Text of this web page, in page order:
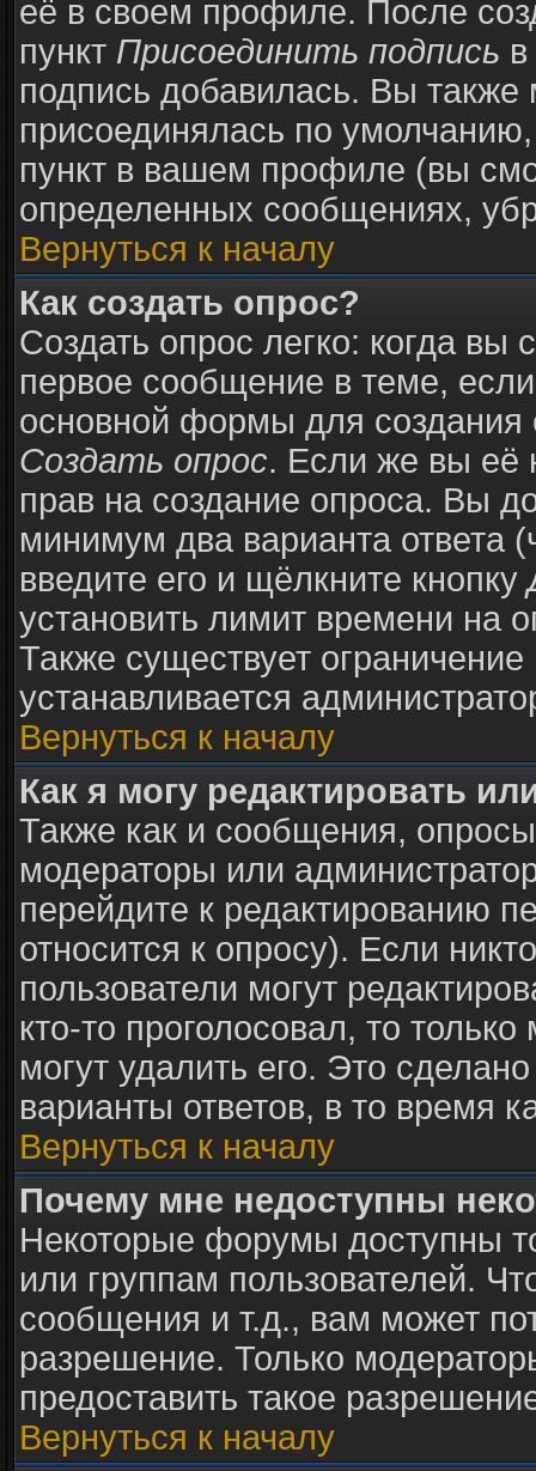
её в своем профиле. После
пункт Присоединить подпись
подпись добавилась. Вы
присоединялась по
пункт в вашем профиле (вы
определенных сообщениях,
Вернуться к началу
Как создать опрос?
Создать опрос легко: когда вы
первое сообщение в теме,
основной формы для
Создать опрос. Если же вы её
прав на создание опроса. Вы
минимум два варианта ответа
введите его и щёлкните кнопку
установить лимит времени на
Также существует
устанавливается
Вернуться к началу
Как я могу редактировать
Также как и сообщения,
модераторы или
перейдите к редактированию
относится к опросу). Если
пользователи могут
кто-то проголосовал, то
могут удалить его. Это
варианты ответов, в то время
Вернуться к началу
Почему мне недоступны
Некоторые форумы доступны
или группам пользователей.
сообщения и т.д., вам может
разрешение. Только
предоставить такое
Вернуться к началу